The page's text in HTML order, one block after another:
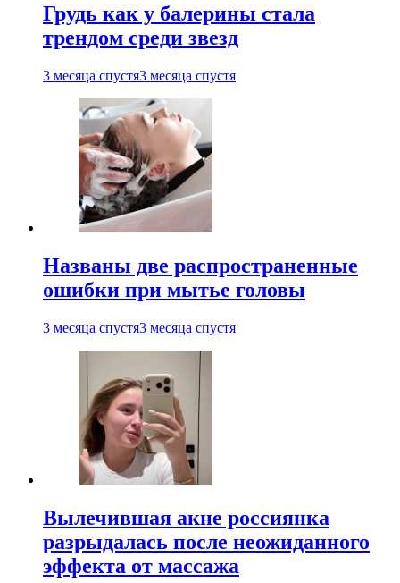
Грудь как у балерины стала
трендом среди звезд
3 месяца спустя3 месяца спустя
Названы две распространенные
ошибки при мытье головы
3 месяца спустя3 месяца спустя
Вылечившая акне россиянка
разрыдалась после неожиданного
эффекта от массажа